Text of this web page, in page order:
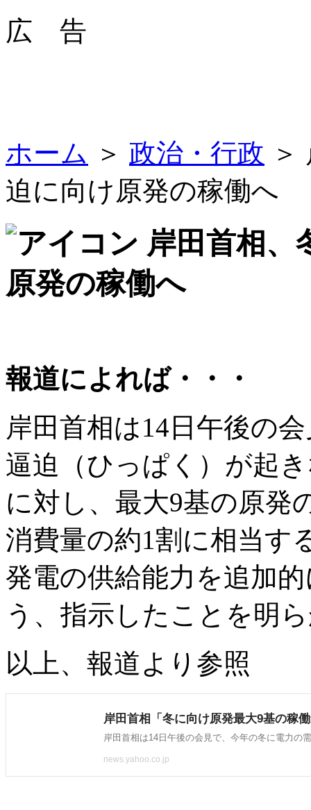
広 告
ホーム ＞ 政治・行政 ＞
迫に向け原発の稼働へ
岸田首相、
原発の稼働へ
報道によれば・・・
岸田首相は14日午後の
逼迫（ひっぱく）が起
に対し、最大9基の原発
消費量の約1割に相当す
発電の供給能力を追加
う、指示したことを明
以上、報道より参照